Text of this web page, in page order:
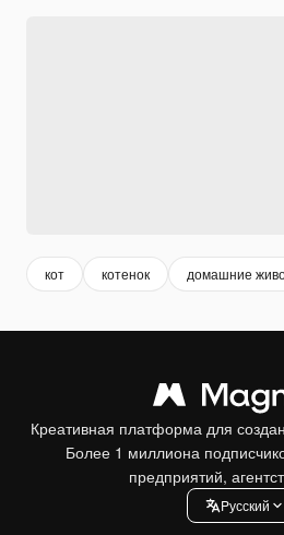
кот котенок домашние
Креативная платформа для
Более 1 миллиона
предприятий,
Pусский